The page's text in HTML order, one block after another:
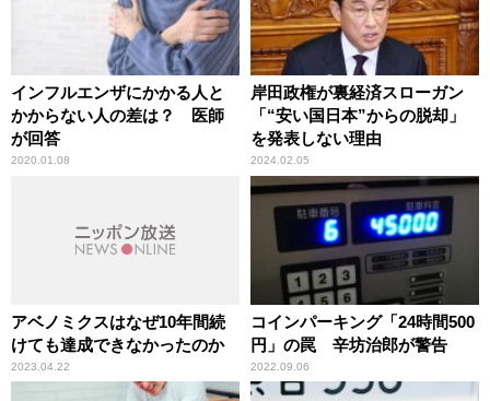
インフルエンザにかかる人と
かからない人の差は？ 医師
が回答
2020.01.08
岸田政権が裏経済スローガン
「“安い国日本”からの脱却」
を発表しない理由
2024.02.05
アベノミクスはなぜ10年間続
けても達成できなかったのか
2023.04.22
コインパーキング「24時間500
円」の罠 辛坊治郎が警告
2022.09.06